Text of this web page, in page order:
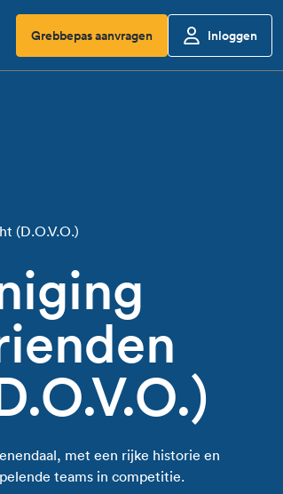
Grebbepas aanvragen Inloggen
(D.O.V.O.)
met een rijke historie en
teams in competitie.